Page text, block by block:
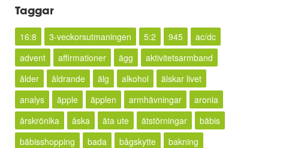
Taggar
16:8 3-veckorsutmaningen 5:2 945
ac/dc
advent
affirmationer ägg
aktivitetsarmband
ålder
åldrande älg alkohol
älskar livet
analys
äpple äpplen armhävningar
aronia
årskrönika
åska äta ute ätstörningar
bäbis
bäbisshopping
bada bågskytte
bakning